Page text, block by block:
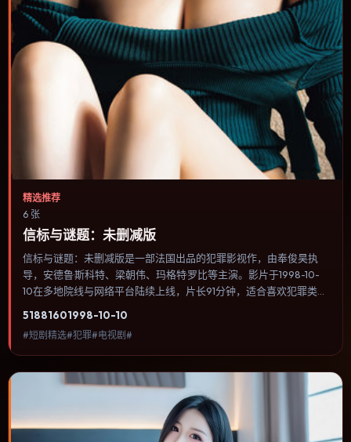
精选推荐
6 张
信标与谜题：未删减版
信标与谜题：未删减版是一部法国出品的犯罪影视作，由奉俊昊执
导，安德鲁·斯科特、梁朝伟、玛格特·罗比等主演。影片于1998-10-
10在多地院线与网络平台陆续上线，片长91分钟，适合喜欢犯罪类
推进，节奏与视听语言统一，可作为休闲观影或类型片补片的选择。
51881601998-10-10
#短剧精选#犯罪#电视剧#